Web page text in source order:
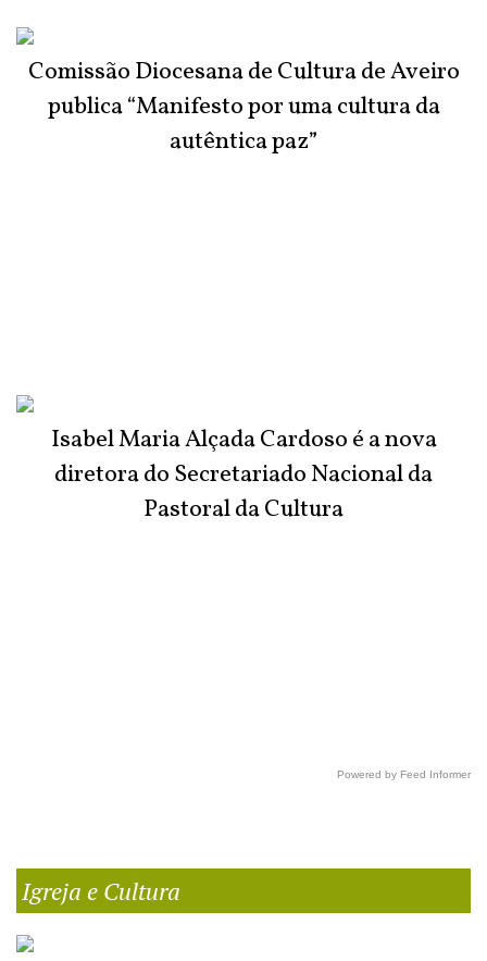
Comissão Diocesana de Cultura de Aveiro
publica “Manifesto por uma cultura da
autêntica paz”
Isabel Maria Alçada Cardoso é a nova
diretora do Secretariado Nacional da
Pastoral da Cultura
Powered by Feed Informer
Igreja e Cultura